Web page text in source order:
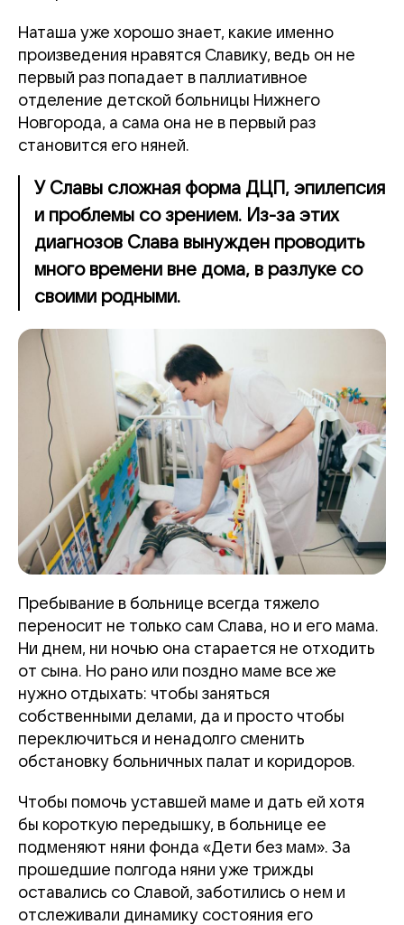
Наташа уже хорошо знает, какие именно
произведения нравятся Славику, ведь он не
первый раз попадает в паллиативное
отделение детской больницы Нижнего
Новгорода, а сама она не в первый раз
становится его няней.
У Славы сложная форма ДЦП, эпилепсия
и проблемы со зрением. Из-за этих
диагнозов Слава вынужден проводить
много времени вне дома, в разлуке со
своими родными.
Пребывание в больнице всегда тяжело
переносит не только сам Слава, но и его мама.
Ни днем, ни ночью она старается не отходить
от сына. Но рано или поздно маме все же
нужно отдыхать: чтобы заняться
собственными делами, да и просто чтобы
переключиться и ненадолго сменить
обстановку больничных палат и коридоров.
Чтобы помочь уставшей маме и дать ей хотя
бы короткую передышку, в больнице ее
подменяют няни фонда «Дети без мам». За
прошедшие полгода няни уже трижды
оставались со Славой, заботились о нем и
отслеживали динамику состояния его